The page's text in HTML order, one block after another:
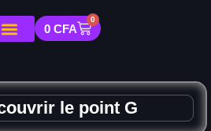
0 CFA
0
le point G